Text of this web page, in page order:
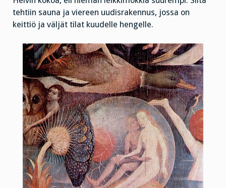
tehtiin sauna ja viereen uudisrakennus, jossa on
keittiö ja väljät tilat kuudelle hengelle.